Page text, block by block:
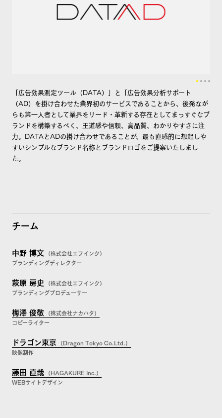
「広告効果測定ツール（DATA）」と「広告効果分析サポート
（AD）を掛け合わせた業界初のサービスであることから、後発なが
らも第一人者として業界をリード・革新する存在としてまっすぐなブ
ランドを構築するべく、王道感や信頼、高品質、わかりやすさに注
力。DATAとADの掛け合わせであることが、最も直感的に想起しや
すいシンプルなブランド名称とブランドロゴをご提案いたしまし
た。
チーム
中野 博文 （株式会社エフインク）
ブランディングディレクター
萩原 房史 （株式会社エフインク）
ブランディングプロデューサー
梅澤 俊敬 （株式会社ナカハタ）
コピーライター
ドラゴン東京 （Dragon Tokyo Co.Ltd.）
映像制作
藤田 直哉 （HAGAKURE Inc.）
WEBサイトデザイン